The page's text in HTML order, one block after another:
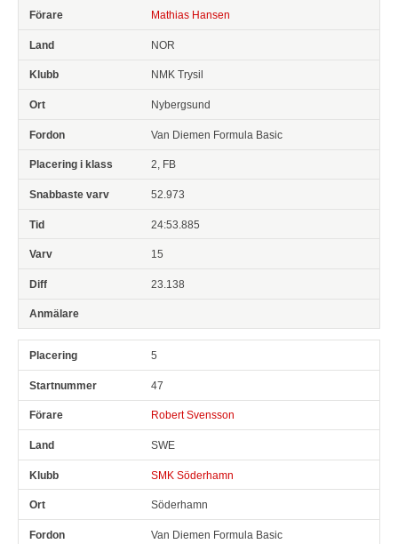
Mathias Hansen
NOR
NMK Trysil
Nybergsund
Van Diemen Formula Basic
2, FB
52.973
24:53.885
15
23.138
5
47
Robert Svensson
SWE
SMK Söderhamn
Söderhamn
Van Diemen Formula Basic